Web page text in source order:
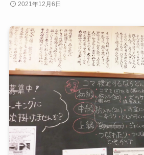
2021年12月6日